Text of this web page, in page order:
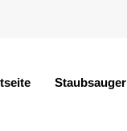
Staubsauger